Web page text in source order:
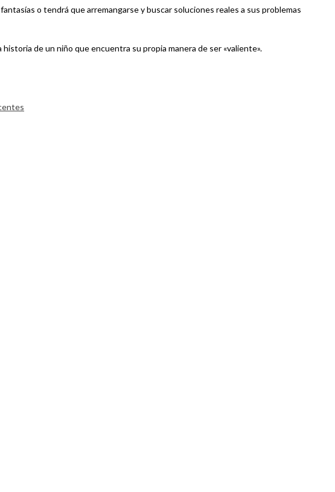
o tendrá que arremangarse y buscar soluciones reales a sus problemas
de un niño que encuentra su propia manera de ser «valiente».